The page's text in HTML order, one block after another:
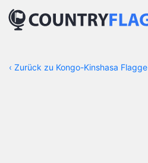
‹ Zurück zu Kongo-Kinshasa Flagge